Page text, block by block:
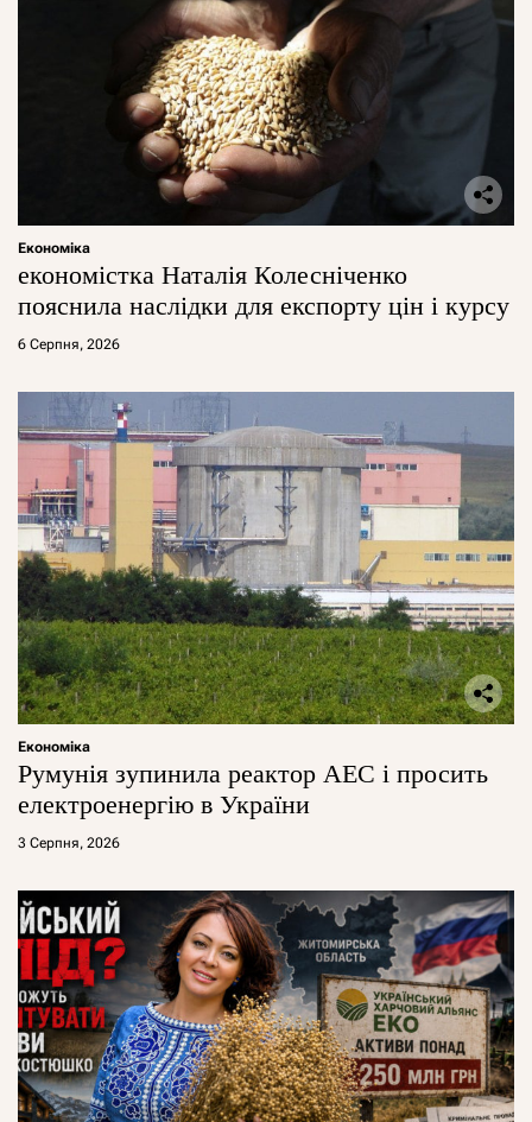
Економіка
економістка Наталія Колесніченко
пояснила наслідки для експорту цін і курсу
6 Серпня, 2026
Економіка
Румунія зупинила реактор АЕС і просить
електроенергію в України
3 Серпня, 2026